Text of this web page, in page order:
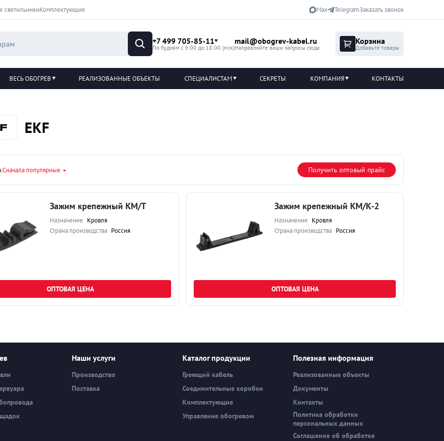
светильникиКомплектующие Max TelegramЗаказать звонок
+7 499 705-85-11
По будням с 9:00 до 18:00 (мск)
mail@obogrev-kabel.ru
Направляйте ваши запросы сюда
Корзина
Добавьте товары
ВЕСЬ ОБОГРЕВ РЕАЛИЗОВАННЫЕ ОБЪЕКТЫ СПЕЦИАЛИСТАМ СЕКРЕТЫ КОМПАНИЯ КОНТАКТЫ
EKF
Сначала популярные Получить оптовый прайс
Зажим крепежный КМ/Т
Назначение Кровля
Страна производства Россия
ОПТОВАЯ ЦЕНА
Зажим крепежный КМ/К-2
Назначение Кровля
Страна производства Россия
ОПТОВАЯ ЦЕНА
Наши услуги
Производство
Поставка
Каталог продукции
Греющий кабель
Соединительные коробки
Комплектующие
Управление обогревом
Полезная информация
Реализованные объекты
Документы
Контакты
Политика обработки
персональных данных
Соглашение об обработке